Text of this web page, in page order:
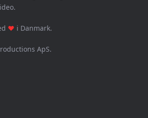
❤ i Danmark.
ApS.